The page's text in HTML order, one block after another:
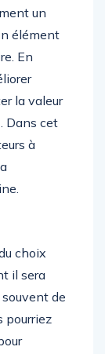
un
élément
En
la valeur
Dans cet
à
choix
il sera
de
pourriez